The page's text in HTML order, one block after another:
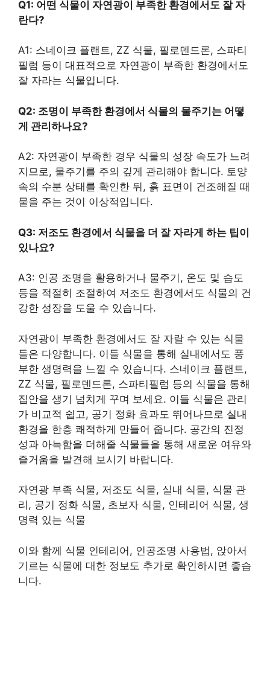
Q1: 어떤 식물이 자연광이 부족한 환경에서도 잘 자
란다?
A1: 스네이크 플랜트, ZZ 식물, 필로덴드론, 스파티
필럼 등이 대표적으로 자연광이 부족한 환경에서도
잘 자라는 식물입니다.
Q2: 조명이 부족한 환경에서 식물의 물주기는 어떻
게 관리하나요?
A2: 자연광이 부족한 경우 식물의 성장 속도가 느려
지므로, 물주기를 주의 깊게 관리해야 합니다. 토양
속의 수분 상태를 확인한 뒤, 흙 표면이 건조해질 때
물을 주는 것이 이상적입니다.
Q3: 저조도 환경에서 식물을 더 잘 자라게 하는 팁이
있나요?
A3: 인공 조명을 활용하거나 물주기, 온도 및 습도
등을 적절히 조절하여 저조도 환경에서도 식물의 건
강한 성장을 도울 수 있습니다.
자연광이 부족한 환경에서도 잘 자랄 수 있는 식물
들은 다양합니다. 이들 식물을 통해 실내에서도 풍
부한 생명력을 느낄 수 있습니다. 스네이크 플랜트,
ZZ 식물, 필로덴드론, 스파티필럼 등의 식물을 통해
집안을 생기 넘치게 꾸며 보세요. 이들 식물은 관리
가 비교적 쉽고, 공기 정화 효과도 뛰어나므로 실내
환경을 한층 쾌적하게 만들어 줍니다. 공간의 진정
성과 아늑함을 더해줄 식물들을 통해 새로운 여유와
즐거움을 발견해 보시기 바랍니다.
자연광 부족 식물, 저조도 식물, 실내 식물, 식물 관
리, 공기 정화 식물, 초보자 식물, 인테리어 식물, 생
명력 있는 식물
이와 함께 식물 인테리어, 인공조명 사용법, 앉아서
기르는 식물에 대한 정보도 추가로 확인하시면 좋습
니다.